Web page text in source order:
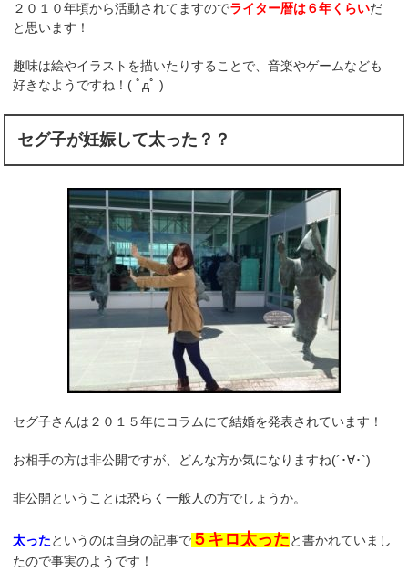
２０１０年頃から活動されてますのでライター暦は６年くらいだ
と思います！
趣味は絵やイラストを描いたりすることで、音楽やゲームなども
好きなようですね！( ﾟдﾟ )
セグ子が妊娠して太った？？
セグ子さんは２０１５年にコラムにて結婚を発表されています！
お相手の方は非公開ですが、どんな方か気になりますね(´･∀･`)
非公開ということは恐らく一般人の方でしょうか。
太ったというのは自身の記事で５キロ太ったと書かれていまし
たので事実のようです！